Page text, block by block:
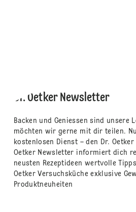
Dr. Oetker Newsletter
Backen und Geniessen sind unsere
möchten wir gerne mit dir teilen.
kostenlosen Dienst – den Dr.
Oetker Newsletter informiert dich
neusten Rezeptideen wertvolle
Oetker Versuchsküche exklusive
Produktneuheiten